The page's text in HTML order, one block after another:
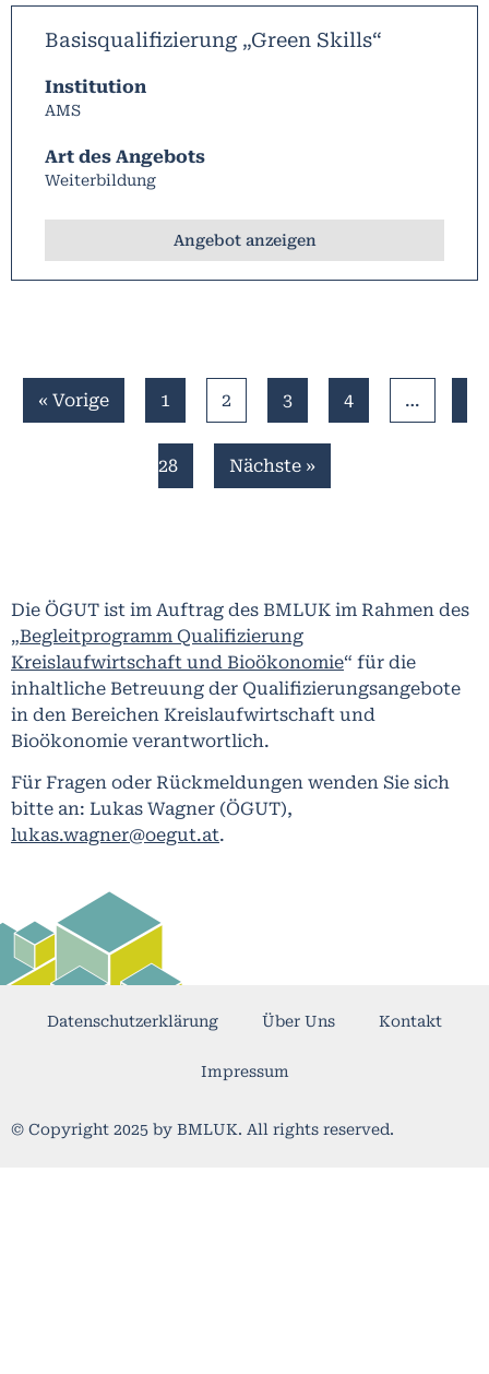
Basisqualifizierung „Green Skills“
Institution
AMS
Art des Angebots
Weiterbildung
Angebot anzeigen
« Vorige 1 2 3 4 …
28 Nächste »
Die ÖGUT ist im Auftrag des BMLUK im Rahmen des
„Begleitprogramm Qualifizierung
Kreislaufwirtschaft und Bioökonomie“ für die
inhaltliche Betreuung der Qualifizierungsangebote
in den Bereichen Kreislaufwirtschaft und
Bioökonomie verantwortlich.
Für Fragen oder Rückmeldungen wenden Sie sich
bitte an: Lukas Wagner (ÖGUT),
lukas.wagner@oegut.at.
© Copyright 2025 by BMLUK. All rights reserved.
Datenschutzerklärung Über Uns Kontakt
Impressum